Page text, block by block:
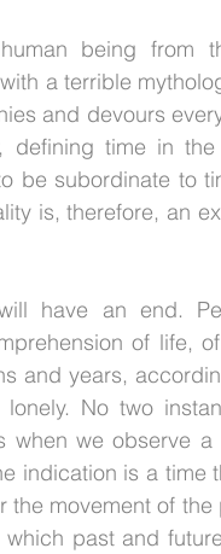
being from
a terrible
and devours
defining time in
be subordinate to
is, therefore, an
have an end.
of life,
and years,
No two
when we observe
indication is a time
movement of the
past and